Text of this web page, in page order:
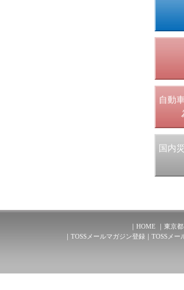
自動
国内
HOME
東京
TOSSメールマガジン登録
TOSSメー